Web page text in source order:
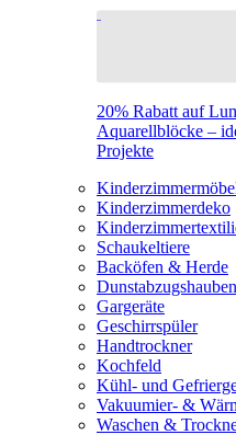
20% Rabatt auf
Aquarellblöcke –
Projekte
Kinderzimmerdeko
Schaukeltiere
Backöfen & Herde
Dunstabzugshauben
Gargeräte
Geschirrspüler
Handtrockner
Kochfeld
Kühl- und
Vakuumier- &
Waschen &